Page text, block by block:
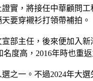
實，將接任中華顧問
要穿襯衫打領帶補拍。
部主任，後來便加入
度高，2016年時也重返
之一。不過2024年大